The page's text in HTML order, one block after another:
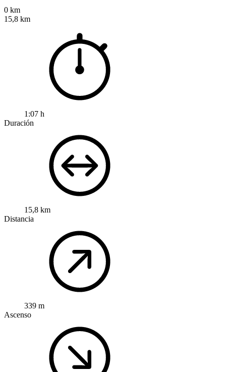
0 km
15,8 km
1:07 h
Duración
15,8 km
Distancia
339 m
Ascenso